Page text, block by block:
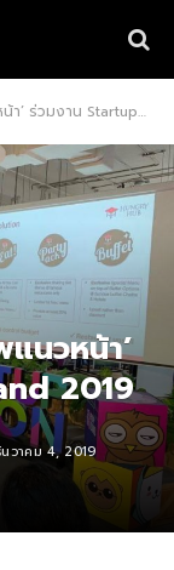
น Startup Thailand 2019
นวหน้า’
2019
วาคม 4, 2019